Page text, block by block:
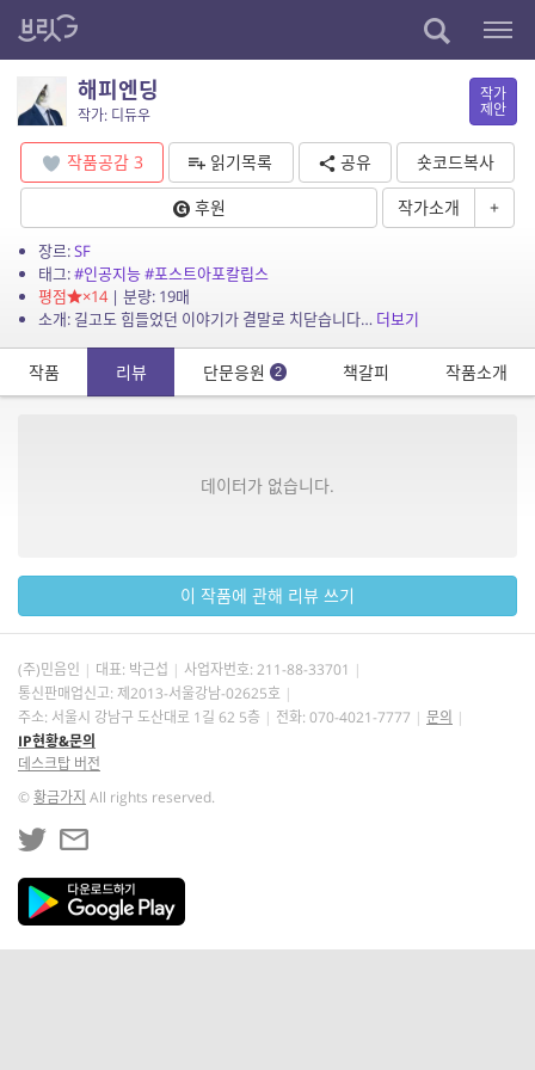
해피엔딩
작가: 디듀우
작가
제안
작품공감 3 읽기목록 공유
숏코드복사
후원
작가소개 +
장르:SF
태그:#인공지능#포스트아포칼립스
평점
×14| 분량: 19매
소개: 길고도 힘들었던 이야기가 결말로 치닫습니다… 더보기
작품 리뷰 단문응원 2 책갈피 작품소개
데이터가 없습니다.
이 작품에 관해 리뷰 쓰기
(주)민음인 대표: 박근섭 사업자번호: 211-88-33701
통신판매업신고: 제2013-서울강남-02625호
주소: 서울시 강남구 도산대로 1길 62 5층
전화: 070-4021-7777
문의
IP현황&문의
데스크탑 버전
©황금가지 All rights reserved.